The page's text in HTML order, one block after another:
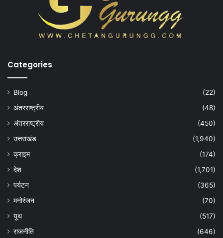
Categories
Blog
(22)
अंतरराष्ट्रीय
(48)
अंतरराष्ट्रीय
(450)
उत्तराखंड
(1,940)
क्राइम
(174)
देश
(1,701)
पर्यटन
(365)
मनोरंजन
(70)
यूथ
(517)
राजनीति
(646)